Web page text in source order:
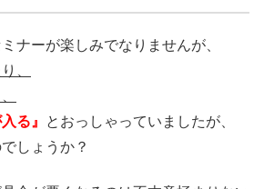
ナーが楽しみでなりませんが、
、
る』
とおっしゃっていましたが、
しょうか？